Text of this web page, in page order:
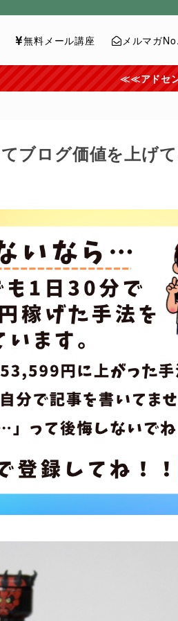
無料メール講座 メルマガNo.
≪≪アドセンス稼げない→自分で
ブログ価値を上げ